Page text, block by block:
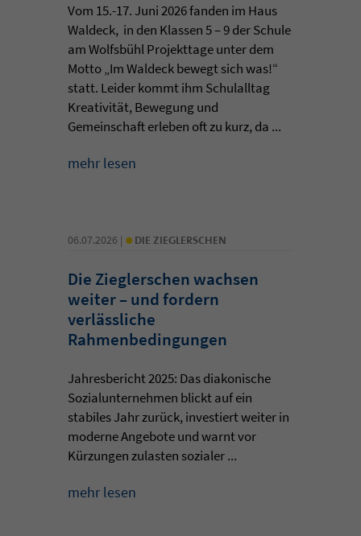
Vom 15.-17. Juni 2026 fanden im Haus
Waldeck, in den Klassen 5 – 9 der Schule
am Wolfsbühl Projekttage unter dem
Motto „Im Waldeck bewegt sich was!“
statt. Leider kommt ihm Schulalltag
Kreativität, Bewegung und
Gemeinschaft erleben oft zu kurz, da ...
mehr lesen
06.07.2026 | • DIE ZIEGLERSCHEN
Die Zieglerschen wachsen
weiter – und fordern
verlässliche
Rahmenbedingungen
Jahresbericht 2025: Das diakonische
Sozialunternehmen blickt auf ein
stabiles Jahr zurück, investiert weiter in
moderne Angebote und warnt vor
Kürzungen zulasten sozialer ...
mehr lesen